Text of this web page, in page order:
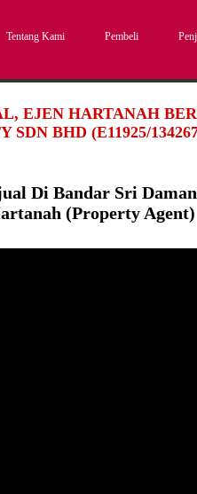
Tentang Kami Pembeli
EJEN HARTANAH
BHD (E11925/
Di Bandar Sri
(Property Agent)